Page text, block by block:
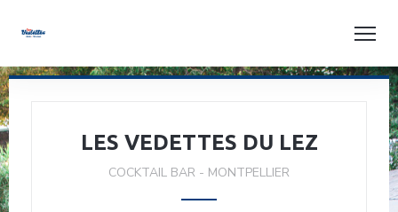
LES VEDETTES DU LEZ
COCKTAIL BAR - MONTPELLIER